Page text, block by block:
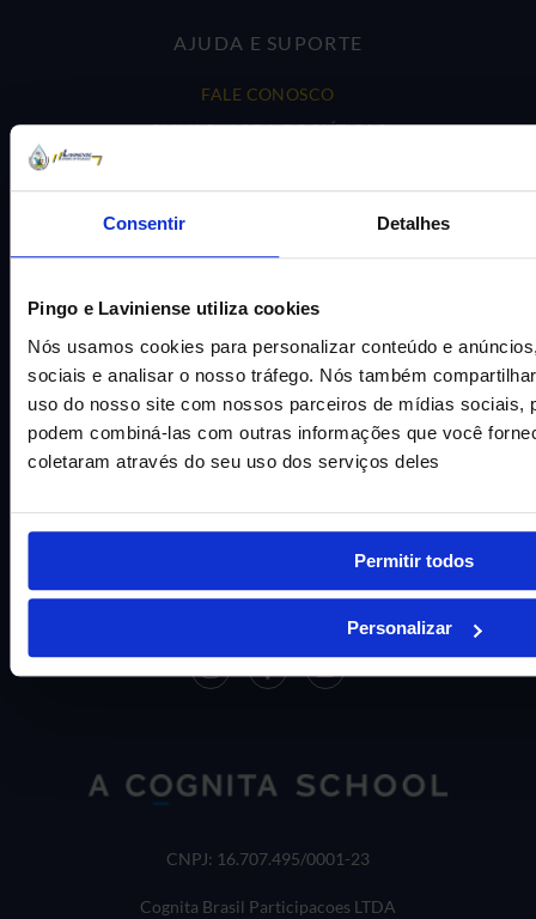
Consentir Detalhes
Pingo e Laviniense utiliza cookies
Nós usamos cookies para personalizar conteúdo e
sociais e analisar o nosso tráfego. Nós também
uso do nosso site com nossos parceiros de mídias sociais,
podem combiná-las com outras informações que você
coletaram através do seu uso dos serviços deles
Permitir todos
Personalizar
AJUDA E SUPORTE
FALE CONOSCO
SALVAGUARDA E POLÍTICAS
Rua Galícia, N°34 – Adrianópolis
Manaus – AM, 69060-625
CNPJ: 34.487.157/0001-05
CNPJ: 16.707.495/0001-23
Cognita Brasil Participacoes LTDA